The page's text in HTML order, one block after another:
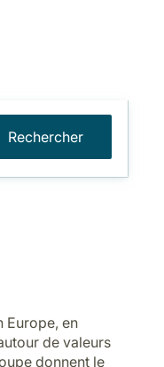
Rechercher
Europe, en
de valeurs
donnent le